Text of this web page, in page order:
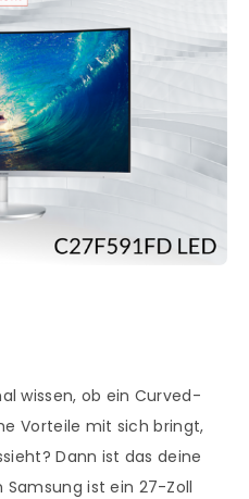
wissen, ob ein Curved-
Vorteile mit sich bringt,
Dann ist das deine
Samsung ist ein 27-Zoll